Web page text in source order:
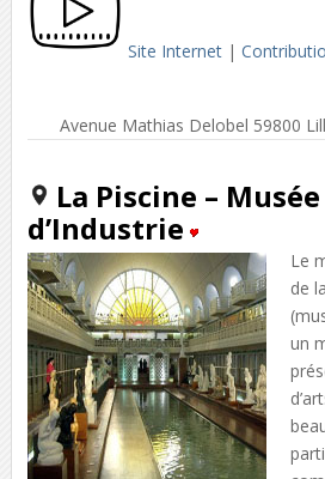
Site Internet|
Avenue Mathias Delobel 59800
La Piscine –
d’Industrie
Le
de
un